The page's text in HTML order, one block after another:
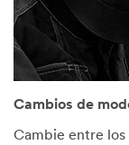
Cambios de
Cambie entre los